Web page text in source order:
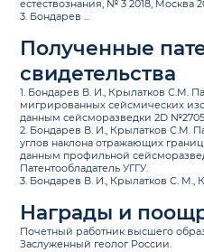
естествознания, № 3 2018, Москва
3. Бондарев ...
Полученные
свидетельства
1. Бондарев В. И., Крылатков С.М.
мигрированных сейсмических
данным сейсморазведки 2D
2. Бондарев В. И., Крылатков С.М.
углов наклона отражающих
данным профильной
Патентообладатель УГГУ.
3. Бондарев В. И., Крылатков С. М.,
Награды и
Почетный работник высшего
Заслуженный геолог России.